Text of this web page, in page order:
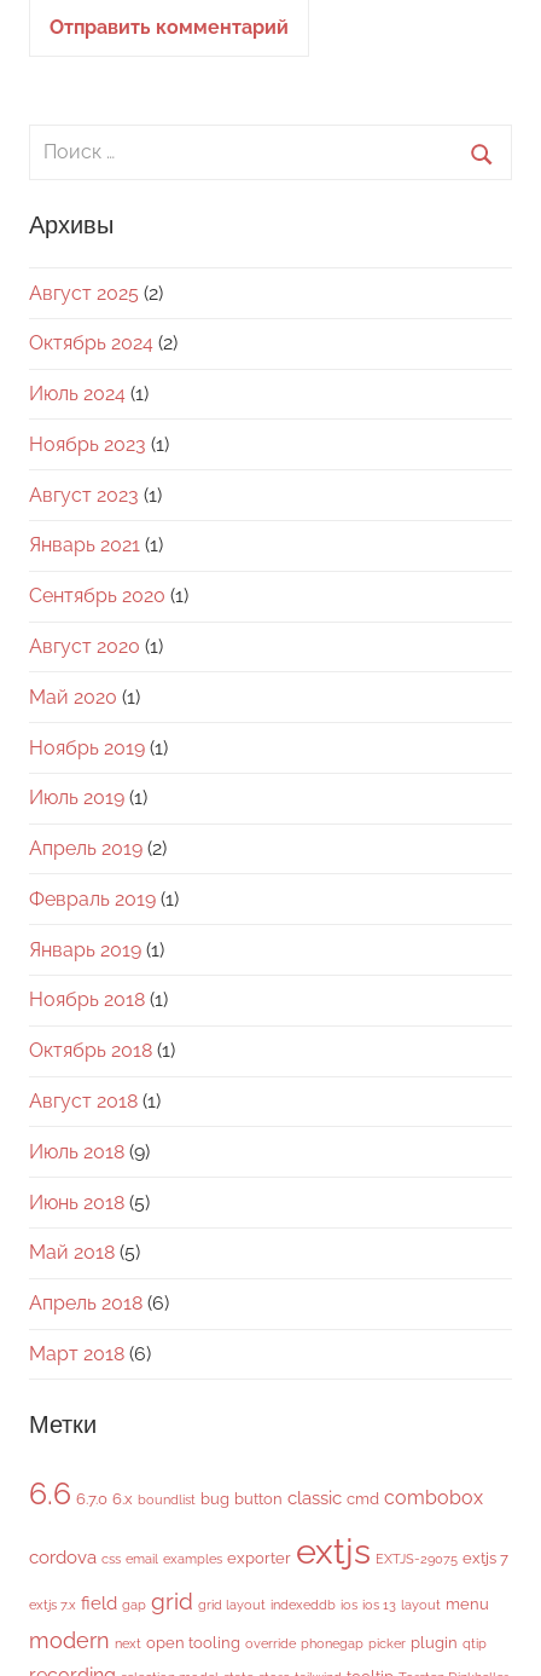
Поиск
Архивы
Август 2025 (2)
Октябрь 2024 (2)
Июль 2024 (1)
Ноябрь 2023 (1)
Август 2023 (1)
Январь 2021 (1)
Сентябрь 2020 (1)
Август 2020 (1)
Май 2020 (1)
Ноябрь 2019 (1)
Июль 2019 (1)
Апрель 2019 (2)
Февраль 2019 (1)
Январь 2019 (1)
Ноябрь 2018 (1)
Октябрь 2018 (1)
Август 2018 (1)
Июль 2018 (9)
Июнь 2018 (5)
Май 2018 (5)
Апрель 2018 (6)
Март 2018 (6)
Метки
6.6 6.7.0 6.x boundlist bug button classic cmd combobox
cordova css email examples exporter extjs EXTJS-29075 extjs 7
extjs 7.x field gap grid grid layout indexeddb ios ios 13 layout menu
modern next open tooling override phonegap picker plugin qtip